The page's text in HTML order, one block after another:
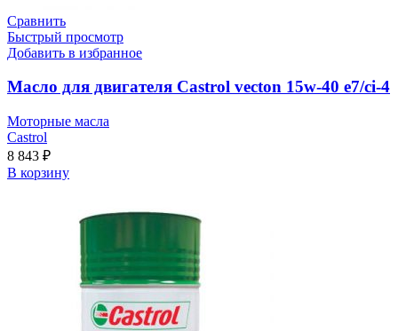
Сравнить
Быстрый просмотр
Добавить в избранное
Масло для двигателя Castrol vecton 15w-40 e7/ci-4
Моторные масла
Castrol
8 843 ₽
В корзину